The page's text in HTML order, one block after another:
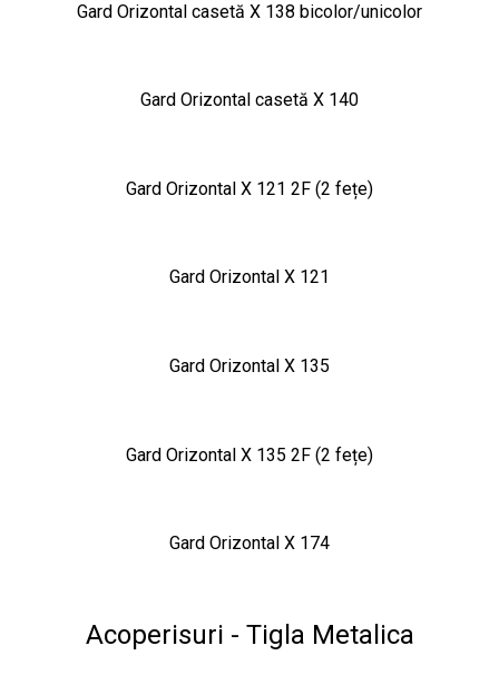
Gard Orizontal casetă X 138 bicolor/unicolor
Gard Orizontal casetă X 140
Gard Orizontal X 121 2F (2 fețe)
Gard Orizontal X 121
Gard Orizontal X 135
Gard Orizontal X 135 2F (2 fețe)
Gard Orizontal X 174
Acoperisuri - Tigla Metalica